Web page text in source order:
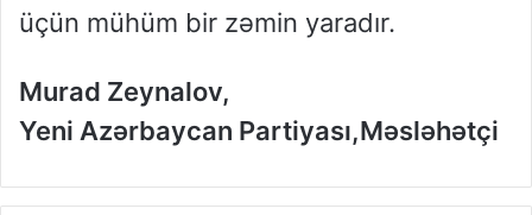
üçün mühüm bir zəmin yaradır.
Murad Zeynalov,
Yeni Azərbaycan Partiyası,Məsləhətçi